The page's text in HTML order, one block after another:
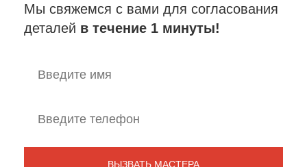
Мы свяжемся с вами для согласования
деталей в течение 1 минуты!